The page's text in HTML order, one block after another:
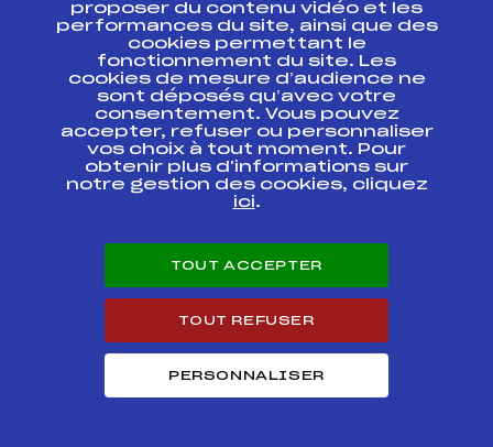
FNAF0293
PONTARLIER –
CHALLENGE NATIONAL
U15 INDIVIDUEL
CLASSIQUE SKI DE
FOND
FFS
FNAF0291
PONTARLIER –
QUALIFICATIONS
SPRINT CHALLENGE
NATIONAL U15
FFS
CHALLENGE LUC
VUILLET
LES JEUNES SPATULES
proposer du contenu vidéo et les
performances du site, ainsi que des
cookies permettant le
fonctionnement du site. Les
cookies de mesure d’audience ne
sont déposés qu’avec votre
consentement. Vous pouvez
accepter, refuser ou personnaliser
vos choix à tout moment. Pour
obtenir plus d'informations sur
notre gestion des cookies, cliquez
ici.
TOUT ACCEPTER
TOUT REFUSER
PERSONNALISER